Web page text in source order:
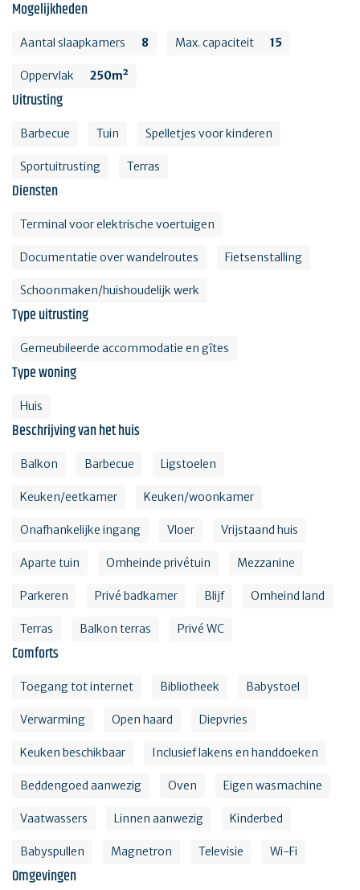
Mogelijkheden
Aantal slaapkamers 8 Max. capaciteit 15
Oppervlak 250m²
Uitrusting
Barbecue Tuin Spelletjes voor kinderen
Sportuitrusting Terras
Diensten
Terminal voor elektrische voertuigen
Documentatie over wandelroutes Fietsenstalling
Schoonmaken/huishoudelijk werk
Type uitrusting
Gemeubileerde accommodatie en gîtes
Type woning
Huis
Beschrijving van het huis
Balkon Barbecue Ligstoelen
Keuken/eetkamer Keuken/woonkamer
Onafhankelijke ingang Vloer Vrijstaand huis
Aparte tuin Omheinde privétuin Mezzanine
Parkeren Privé badkamer Blijf Omheind land
Terras Balkon terras Privé WC
Comforts
Toegang tot internet Bibliotheek Babystoel
Verwarming Open haard Diepvries
Keuken beschikbaar Inclusief lakens en handdoeken
Beddengoed aanwezig Oven Eigen wasmachine
Vaatwassers Linnen aanwezig Kinderbed
Babyspullen Magnetron Televisie Wi-Fi
Omgevingen